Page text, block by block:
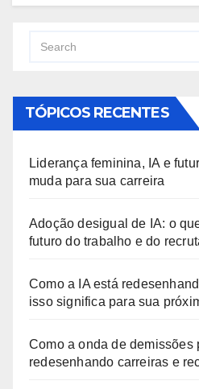
TÓPICOS RECENTES
Liderança feminina, IA e
muda para sua carreira
Adoção desigual de IA: o
futuro do trabalho e do
Como a IA está
isso significa para sua
Como a onda de demissões
redesenhando carreiras e